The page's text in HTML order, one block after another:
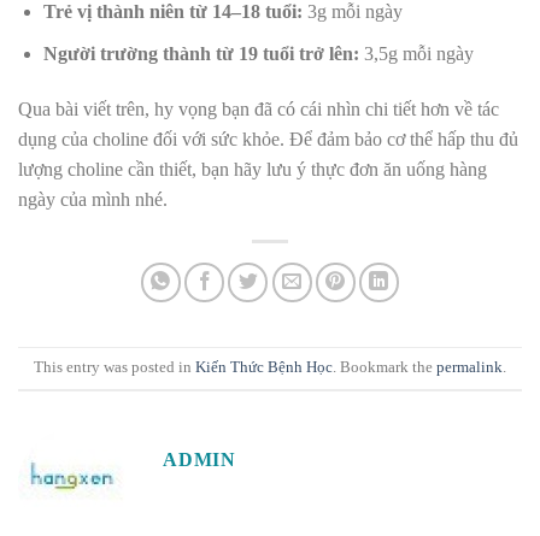
Trẻ vị thành niên từ 14–18 tuổi: 3g mỗi ngày
Người trường thành từ 19 tuổi trở lên: 3,5g mỗi ngày
Qua bài viết trên, hy vọng bạn đã có cái nhìn chi tiết hơn về tác
dụng của choline đối với sức khỏe. Để đảm bảo cơ thể hấp thu đủ
lượng choline cần thiết, bạn hãy lưu ý thực đơn ăn uống hàng
ngày của mình nhé.
This entry was posted in Kiến Thức Bệnh Học. Bookmark the permalink.
ADMIN